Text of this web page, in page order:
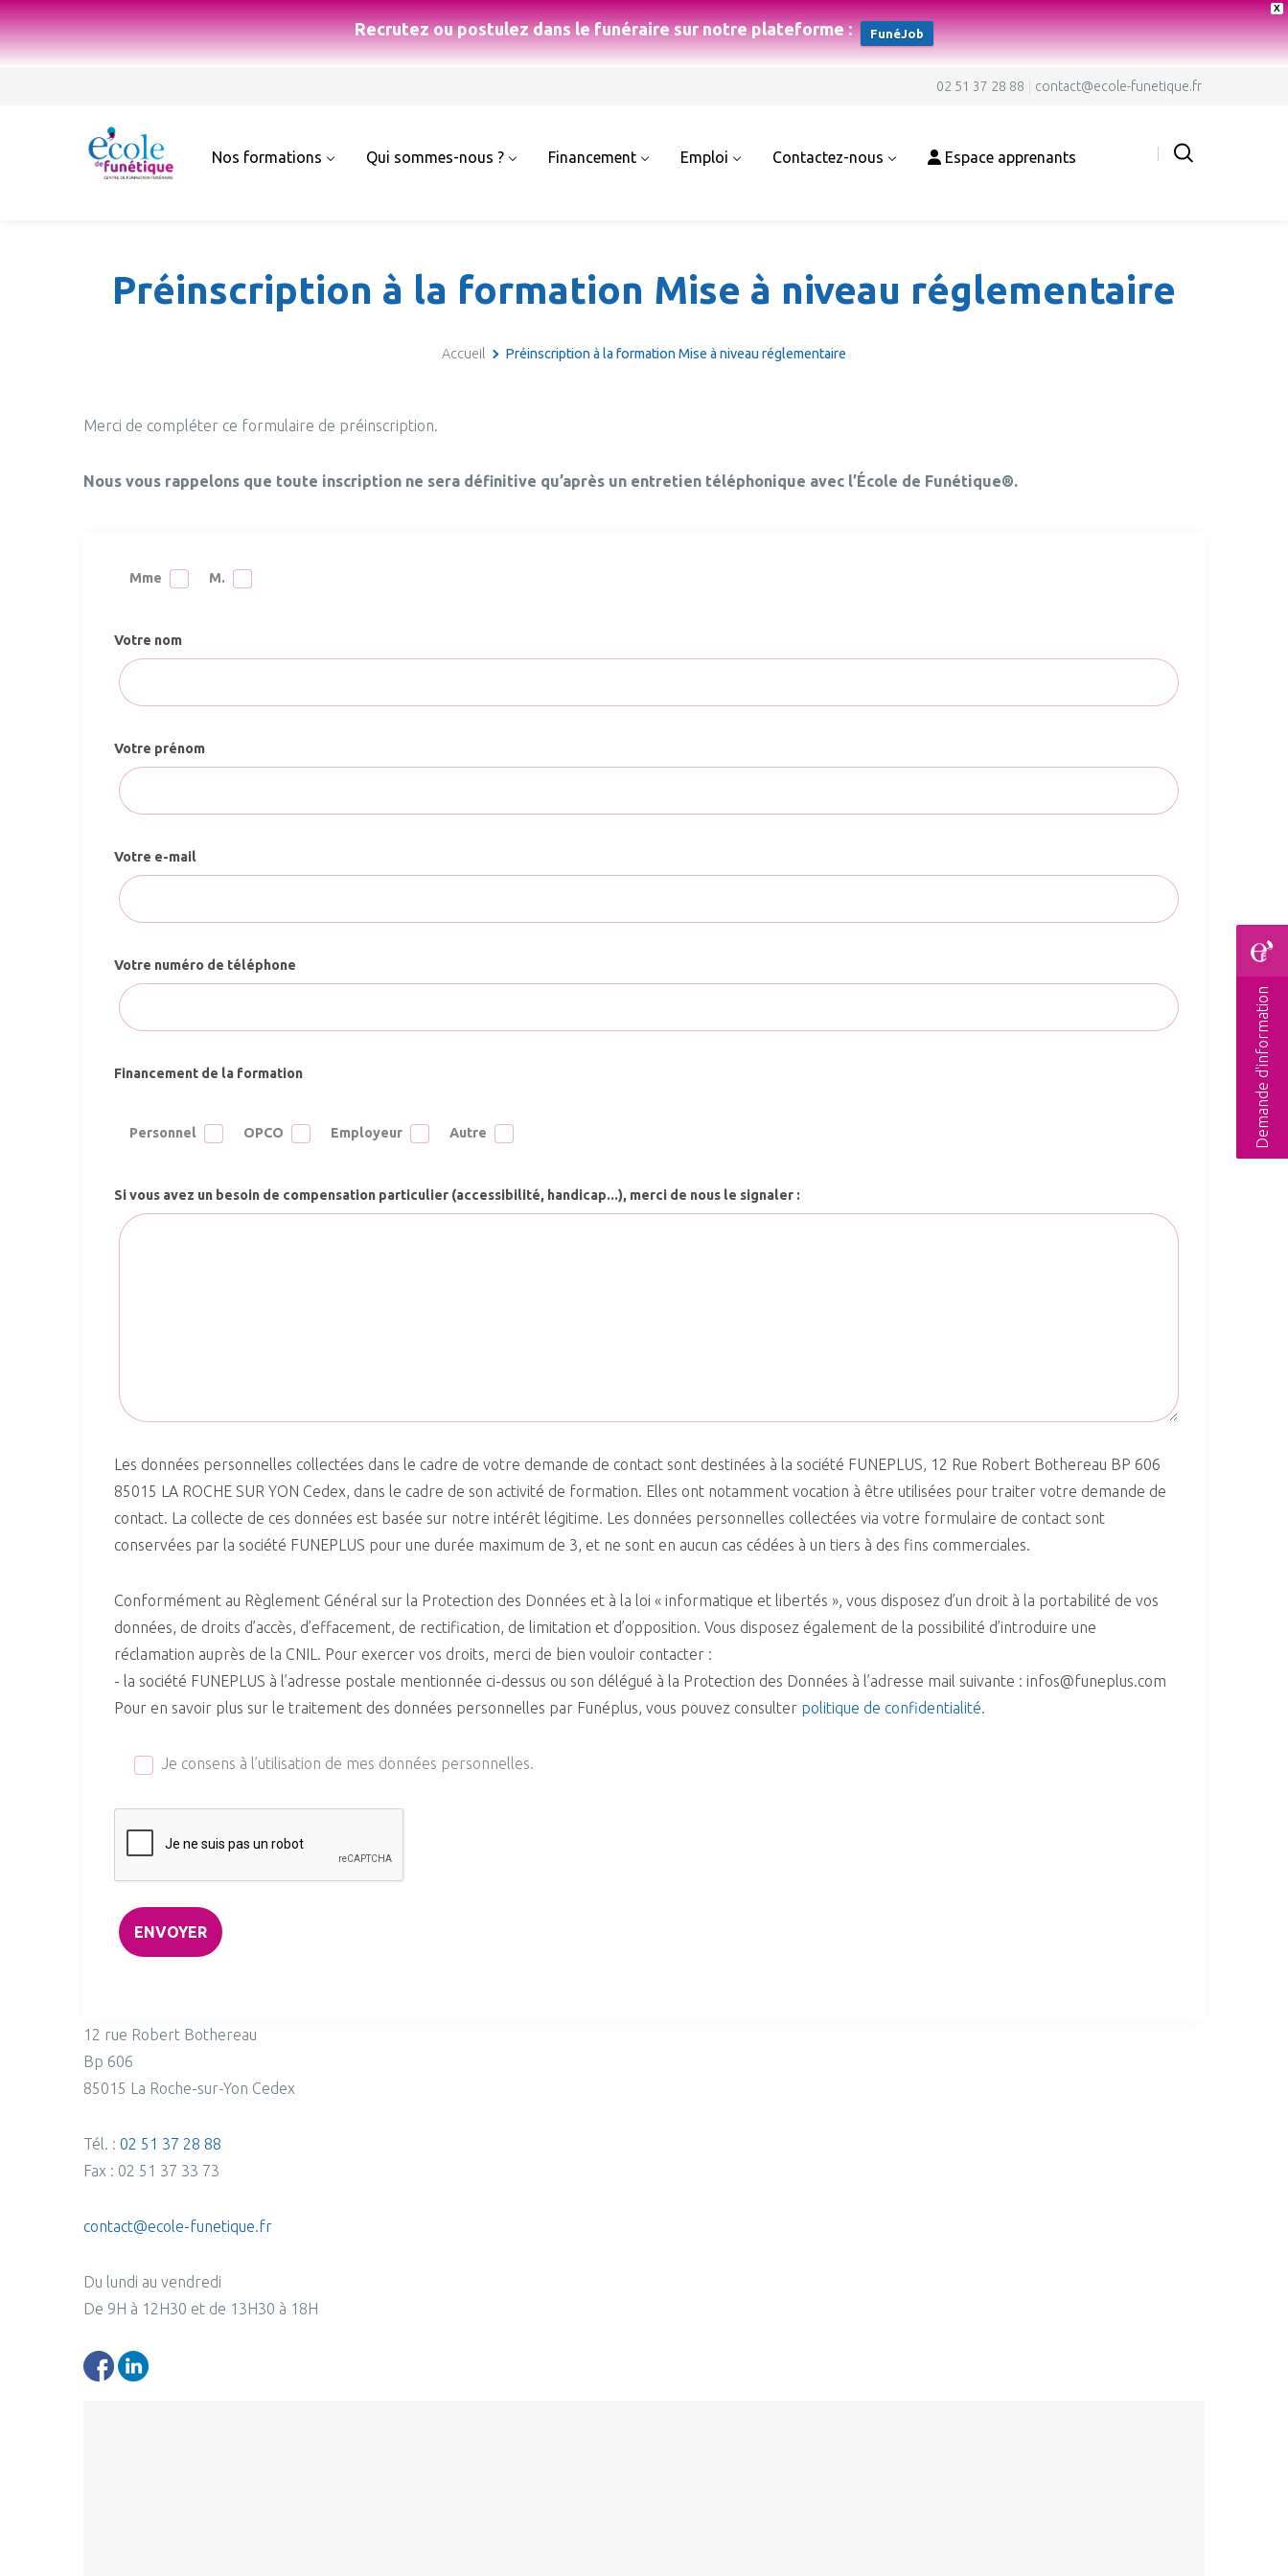
X
Recrutez ou postulez dans le funéraire sur notre plateforme : FunéJob
02 51 37 28 88 contact@ecole-funetique.fr
Nos formations Qui sommes-nous ? Financement Emploi Contactez-nous Espace apprenants
Préinscription à la formation Mise à niveau réglementaire
Accueil Préinscription à la formation Mise à niveau réglementaire
Merci de compléter ce formulaire de préinscription.
Nous vous rappelons que toute inscription ne sera définitive qu’après un entretien téléphonique avec l’École de Funétique®.
Mme M.
Votre nom
Votre prénom
Votre e-mail
Votre numéro de téléphone
Financement de la formation
Personnel OPCO Employeur Autre
Si vous avez un besoin de compensation particulier (accessibilité, handicap...), merci de nous le signaler :
Les données personnelles collectées dans le cadre de votre demande de contact sont destinées à la société FUNEPLUS, 12 Rue Robert Bothereau BP 606
85015 LA ROCHE SUR YON Cedex, dans le cadre de son activité de formation. Elles ont notamment vocation à être utilisées pour traiter votre demande de
contact. La collecte de ces données est basée sur notre intérêt légitime. Les données personnelles collectées via votre formulaire de contact sont
conservées par la société FUNEPLUS pour une durée maximum de 3, et ne sont en aucun cas cédées à un tiers à des fins commerciales.
Conformément au Règlement Général sur la Protection des Données et à la loi « informatique et libertés », vous disposez d’un droit à la portabilité de vos
données, de droits d’accès, d’effacement, de rectification, de limitation et d’opposition. Vous disposez également de la possibilité d’introduire une
réclamation auprès de la CNIL. Pour exercer vos droits, merci de bien vouloir contacter :
- la société FUNEPLUS à l’adresse postale mentionnée ci-dessus ou son délégué à la Protection des Données à l’adresse mail suivante : infos@funeplus.com
Pour en savoir plus sur le traitement des données personnelles par Funéplus, vous pouvez consulter politique de confidentialité.
Je consens à l’utilisation de mes données personnelles.
12 rue Robert Bothereau
Bp 606
85015 La Roche-sur-Yon Cedex
Tél. : 02 51 37 28 88
Fax : 02 51 37 33 73
contact@ecole-funetique.fr
Du lundi au vendredi
De 9H à 12H30 et de 13H30 à 18H
Demande d'information